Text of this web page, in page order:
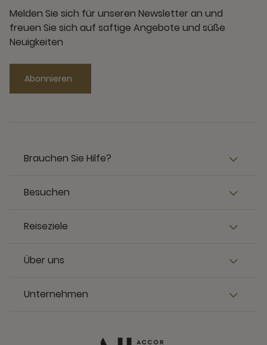
Melden Sie sich für unseren Newsletter an und
freuen Sie sich auf saftige Angebote und süße
Neuigkeiten
Abonnieren
Brauchen Sie Hilfe?
Besuchen
Reiseziele
Über uns
Unternehmen